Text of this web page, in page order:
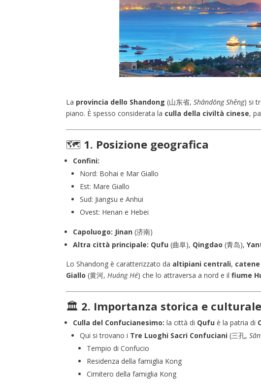
La provincia dello Shandong (山东省, Shāndōng Shěng) si
piano. È spesso considerata la culla della civiltà cinese,
🗺️ 1. Posizione geografica
Confini:
Nord: Bohai e Mar Giallo
Est: Mare Giallo
Sud: Jiangsu e Anhui
Ovest: Henan e Hebei
Capoluogo: Jinan (济南)
Altra città principale: Qufu (曲阜), Qingdao (青岛),
Lo Shandong è caratterizzato da altipiani centrali,
Giallo (黄河, Huáng Hé) che lo attraversa a nord e il fiume
🏛️ 2. Importanza storica e culturale
Culla del Confucianesimo: la città di Qufu è la patria di
Qui si trovano i Tre Luoghi Sacri Confuciani (三孔,
Tempio di Confucio
Residenza della famiglia Kong
Cimitero della famiglia Kong